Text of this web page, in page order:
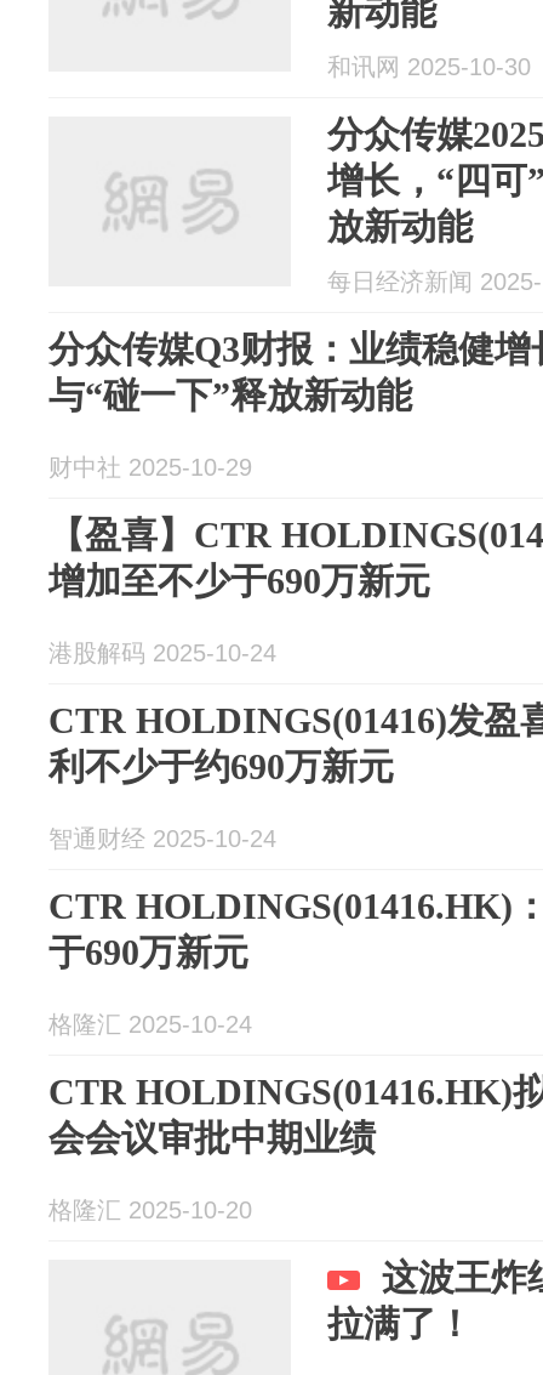
新动能
和讯网 2025-10-30
分众传媒
增长，“四可
放新动能
每日经济新闻
分众传媒Q3财报：业绩稳健增
与“碰一下”释放新动能
财中社 2025-10-29
【盈喜】CTR
增加至不少于690万新元
港股解码 2025-10-24
CTR HOLDINGS(01416)发盈
利不少于约690万新元
智通财经 2025-10-24
CTR HOLDINGS(01416.HK)
于690万新元
格隆汇 2025-10-24
CTR HOLDINGS(01416.HK)
会会议审批中期业绩
格隆汇 2025-10-20
这波王炸
拉满了！